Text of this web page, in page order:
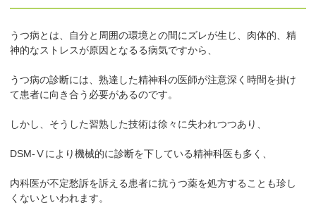
うつ病とは、自分と周囲の環境との間にズレが生じ、肉体的、精
神的なストレスが原因となるる病気ですから、
うつ病の診断には、熟達した精神科の医師が注意深く時間を掛け
て患者に向き合う必要があるのです。
しかし、そうした習熟した技術は徐々に失われつつあり、
DSM-Ⅴにより機械的に診断を下している精神科医も多く、
内科医が不定愁訴を訴える患者に抗うつ薬を処方することも珍し
くないといわれます。